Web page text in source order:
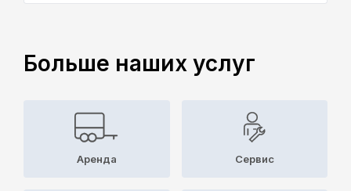
Больше наших услуг
Аренда Cервис